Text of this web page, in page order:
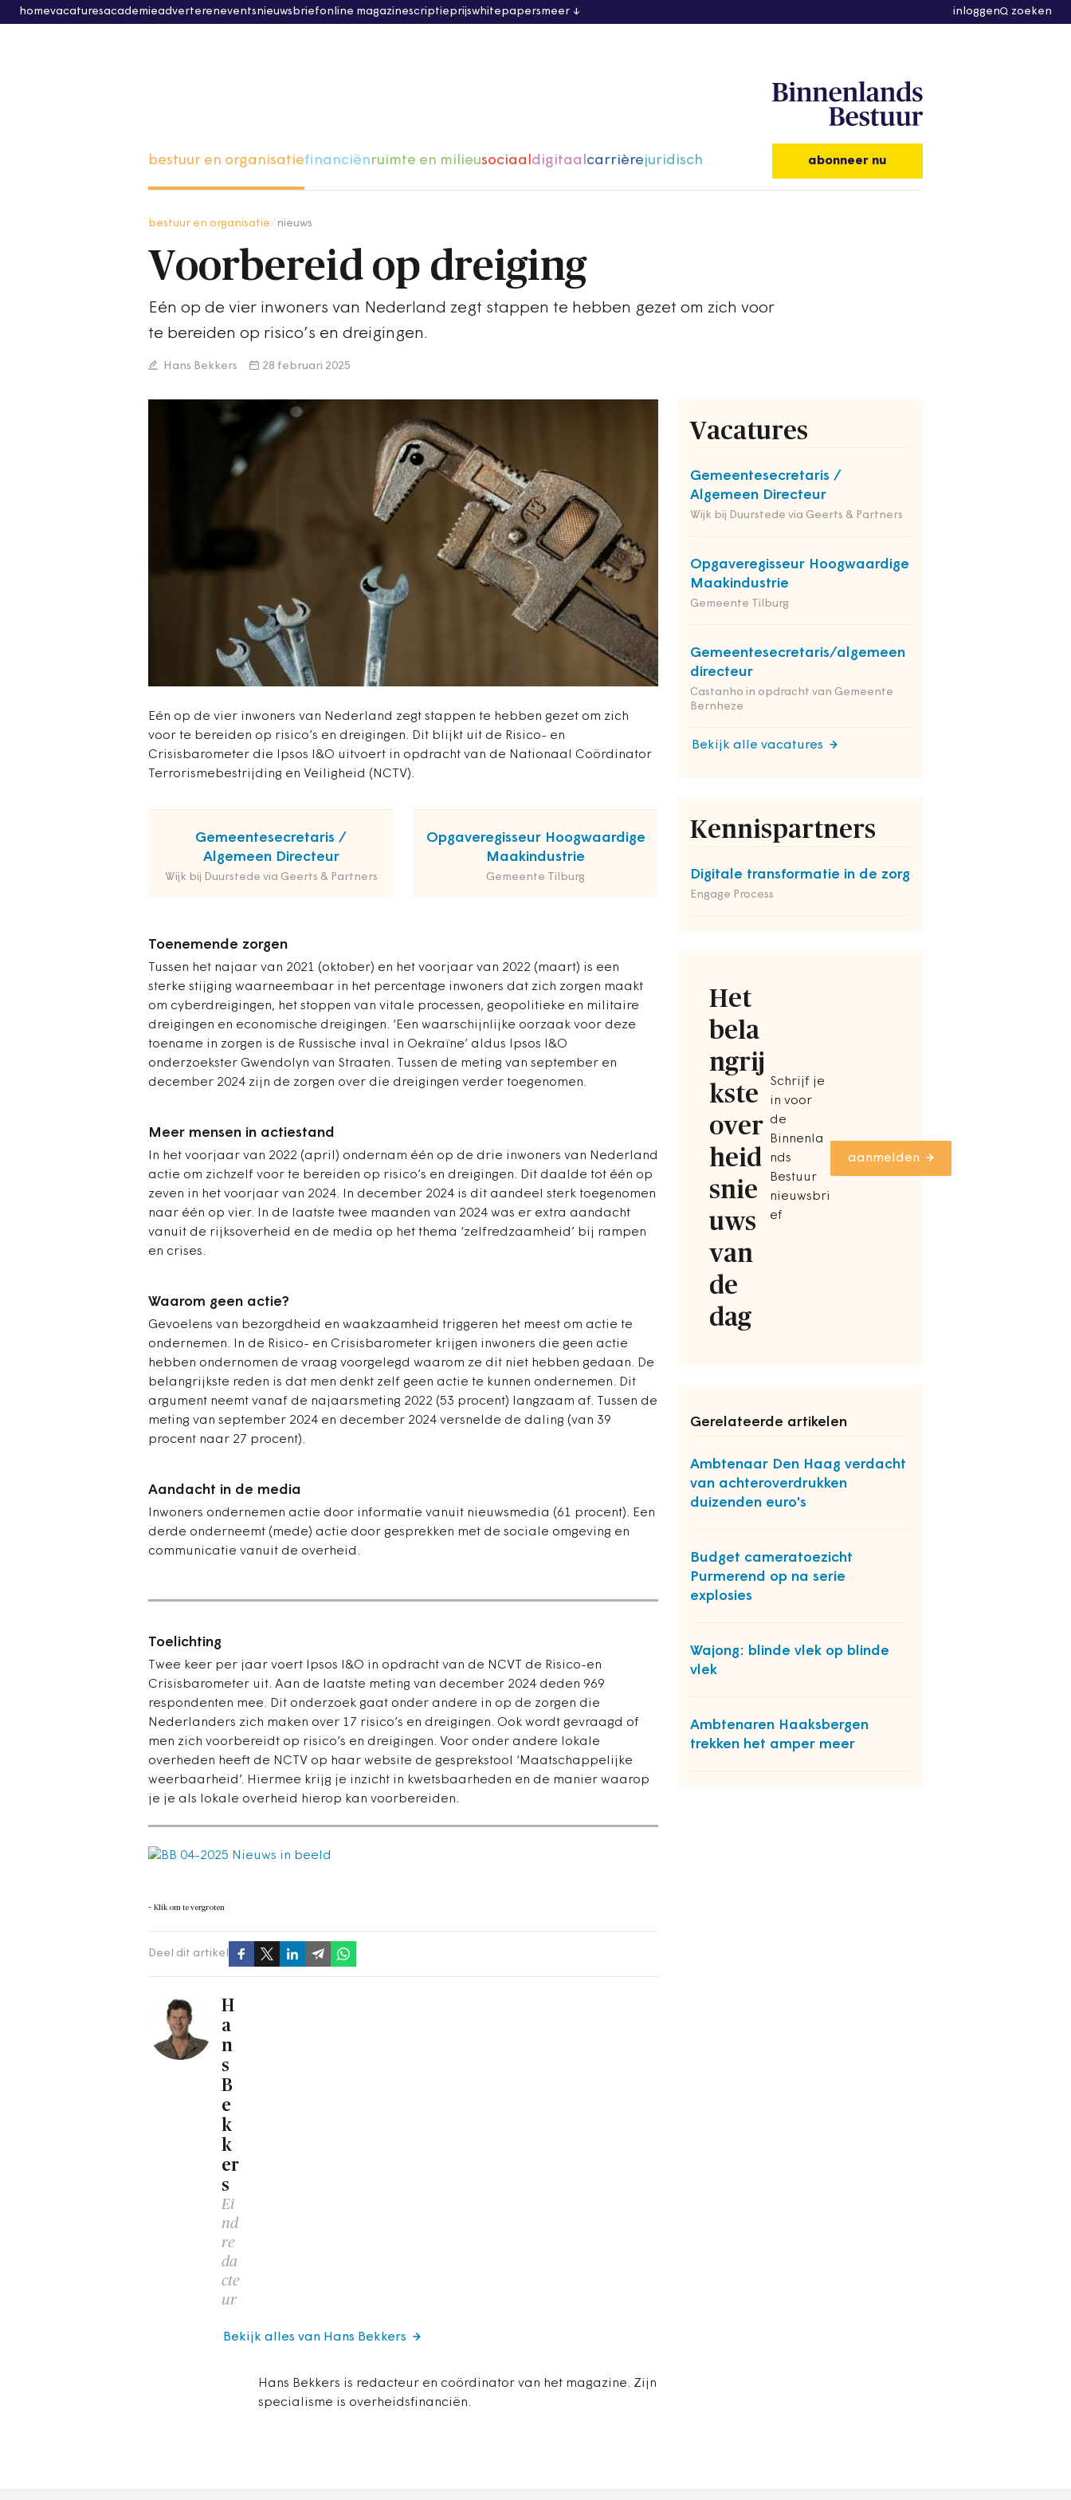
homevacaturesacademieadvertereneventsnieuwsbriefonline magazinescriptieprijswhitepapersmeer inloggen zoeken
bestuur en organisatiefinanciënruimte en milieusociaaldigitaalcarrièrejuridisch abonneer nu
bestuur en organisatie nieuws
Voorbereid op dreiging
Eén op de vier inwoners van Nederland zegt stappen te hebben gezet om zich voor
te bereiden op risico’s en dreigingen.
Hans Bekkers 28 februari 2025
Eén op de vier inwoners van Nederland zegt stappen te hebben gezet om zich
voor te bereiden op risico’s en dreigingen. Dit blijkt uit de Risico- en
Crisisbarometer die Ipsos I&O uitvoert in opdracht van de Nationaal Coördinator
Terrorismebestrijding en Veiligheid (NCTV).
Gemeentesecretaris /
Algemeen Directeur
Wijk bij Duurstede via Geerts & Partners
Opgaveregisseur Hoogwaardige
Maakindustrie
Gemeente Tilburg
Toenemende zorgen
Tussen het najaar van 2021 (oktober) en het voorjaar van 2022 (maart) is een
sterke stijging waarneembaar in het percentage inwoners dat zich zorgen maakt
om cyberdreigingen, het stoppen van vitale processen, geopolitieke en militaire
dreigingen en economische dreigingen. ‘Een waarschijnlijke oorzaak voor deze
toename in zorgen is de Russische inval in Oekraïne’ aldus Ipsos I&O
onderzoekster Gwendolyn van Straaten. Tussen de meting van september en
december 2024 zijn de zorgen over die dreigingen verder toegenomen.
Vacatures
Gemeentesecretaris /
Algemeen Directeur
Wijk bij Duurstede via Geerts & Partners
Opgaveregisseur Hoogwaardige
Maakindustrie
Gemeente Tilburg
Gemeentesecretaris/algemeen
directeur
Castanho in opdracht van Gemeente
Bernheze
Bekijk alle vacatures
Kennispartners
Digitale transformatie in de zorg
Engage Process
Het
bela
ngrij
kste
over
heid
snie
uws
van
de
dag
Schrijf je
in voor
de
Binnenla
nds
Bestuur
nieuwsbri
ef
aanmelden
Gerelateerde artikelen
Ambtenaar Den Haag verdacht
van achteroverdrukken
duizenden euro's
Budget cameratoezicht
Purmerend op na serie
explosies
Wajong: blinde vlek op blinde
vlek
Ambtenaren Haaksbergen
trekken het amper meer
Meer mensen in actiestand
In het voorjaar van 2022 (april) ondernam één op de drie inwoners van Nederland
actie om zichzelf voor te bereiden op risico’s en dreigingen. Dit daalde tot één op
zeven in het voorjaar van 2024. In december 2024 is dit aandeel sterk toegenomen
naar één op vier. In de laatste twee maanden van 2024 was er extra aandacht
vanuit de rijksoverheid en de media op het thema ‘zelfredzaamheid’ bij rampen
en crises.
Waarom geen actie?
Gevoelens van bezorgdheid en waakzaamheid triggeren het meest om actie te
ondernemen. In de Risico- en Crisisbarometer krijgen inwoners die geen actie
hebben ondernomen de vraag voorgelegd waarom ze dit niet hebben gedaan. De
belangrijkste reden is dat men denkt zelf geen actie te kunnen ondernemen. Dit
argument neemt vanaf de najaarsmeting 2022 (53 procent) langzaam af. Tussen de
meting van september 2024 en december 2024 versnelde de daling (van 39
procent naar 27 procent).
Aandacht in de media
Inwoners ondernemen actie door informatie vanuit nieuwsmedia (61 procent). Een
derde onderneemt (mede) actie door gesprekken met de sociale omgeving en
communicatie vanuit de overheid.
Toelichting
Twee keer per jaar voert Ipsos I&O in opdracht van de NCVT de Risico-en
Crisisbarometer uit. Aan de laatste meting van december 2024 deden 969
respondenten mee. Dit onderzoek gaat onder andere in op de zorgen die
Nederlanders zich maken over 17 risico’s en dreigingen. Ook wordt gevraagd of
men zich voorbereidt op risico’s en dreigingen. Voor onder andere lokale
overheden heeft de NCTV op haar website de gesprekstool ‘Maatschappelijke
weerbaarheid’. Hiermee krijg je inzicht in kwetsbaarheden en de manier waarop
je je als lokale overheid hierop kan voorbereiden.
− Klik om te vergroten
Deel dit artikel
H
a
n
s
B
e
k
k
er
s
Ei
nd
re
da
cte
ur
Hans Bekkers is redacteur en coördinator van het magazine. Zijn
specialisme is overheidsfinanciën.
Bekijk alles van Hans Bekkers